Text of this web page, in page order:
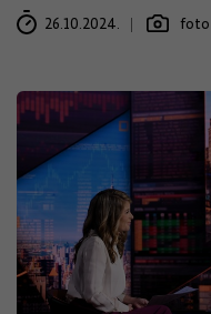
26.10.2024. foto